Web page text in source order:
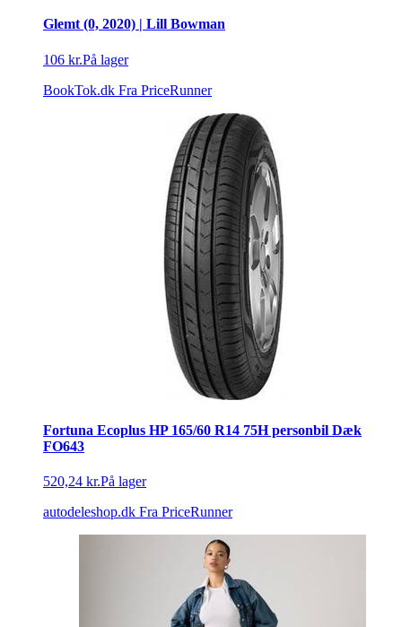
Glemt (0, 2020) | Lill Bowman
106 kr.På lager
BookTok.dk Fra PriceRunner
Fortuna Ecoplus HP 165/60 R14 75H personbil Dæk
FO643
520,24 kr.På lager
autodeleshop.dk Fra PriceRunner